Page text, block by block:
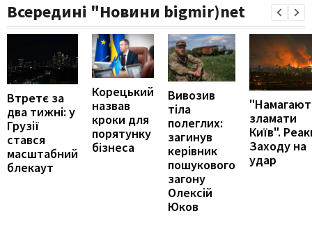
Всередині "Новини bigmir)net
Втретє за
два тижні: у
Грузії
стався
масштабний
блекаут
Корецький
назвав
кроки для
порятунку
бізнеса
Вивозив
тіла
полеглих:
загинув
керівник
пошукового
загону
Олексій
Юков
зламати
Київ".
Заходу на
удар